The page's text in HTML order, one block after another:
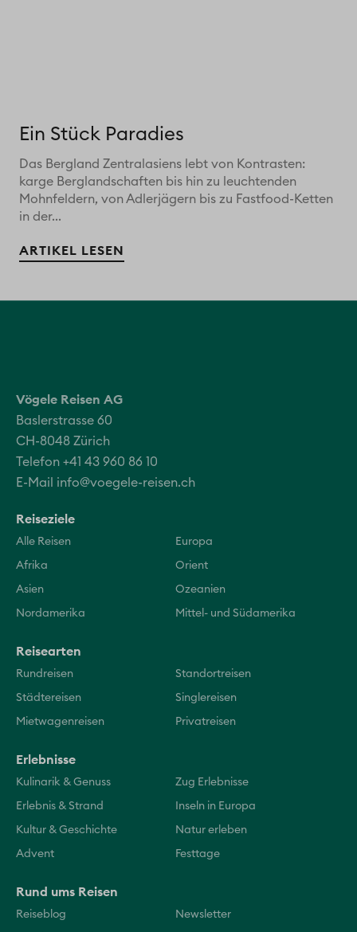
Ein Stück Paradies
Das Bergland Zentralasiens lebt von Kontrasten:
karge Berglandschaften bis hin zu leuchtenden
Mohnfeldern, von Adlerjägern bis zu Fastfood-Ketten
in der...
ARTIKEL LESEN
Vögele Reisen AG
Baslerstrasse 60
CH-8048 Zürich
Telefon +41 43 960 86 10
E-Mail info@voegele-reisen.ch
Reiseziele
Alle Reisen Europa
Afrika Orient
Asien Ozeanien
Nordamerika Mittel- und Südamerika
Reisearten
Rundreisen Standortreisen
Städtereisen Singlereisen
Mietwagenreisen Privatreisen
Erlebnisse
Kulinarik & Genuss Zug Erlebnisse
Erlebnis & Strand Inseln in Europa
Kultur & Geschichte Natur erleben
Advent Festtage
Rund ums Reisen
Reiseblog Newsletter